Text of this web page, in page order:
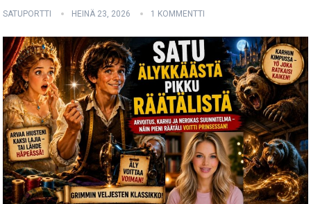
SATUPORTTI HEINÄ 23, 2026 1 KOMMENTTI